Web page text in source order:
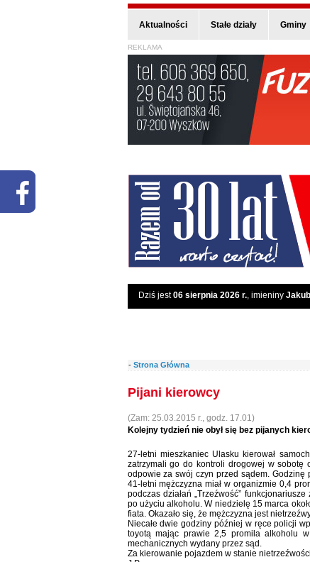
Aktualności Stałe działy Gminy
REKLAMA
Dziś jest06 sierpnia 2026 r., imieniny
- Strona Główna
Pijani kierowcy
(Zam: 25.03.2015 r., godz. 17.01)
Kolejny tydzień nie obył się bez pijanych
27-letni mieszkaniec Ulasku kierował
zatrzymali go do kontroli drogowej w sobotę
odpowie za swój czyn przed sądem.
41-letni mężczyzna miał w organizmie 0,4
podczas działań „Trzeźwość”
po użyciu alkoholu. W niedzielę 15 marca
fiata. Okazało się, że mężczyzna jest
Niecałe dwie godziny później w ręce policji
toyotą mając prawie 2,5 promila alkoholu
mechanicznych wydany przez sąd.
Za kierowanie pojazdem w stanie